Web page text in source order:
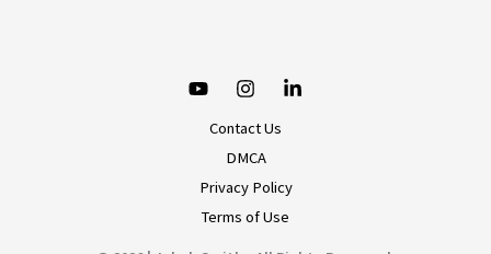
Contact Us
DMCA
Privacy Policy
Terms of Use